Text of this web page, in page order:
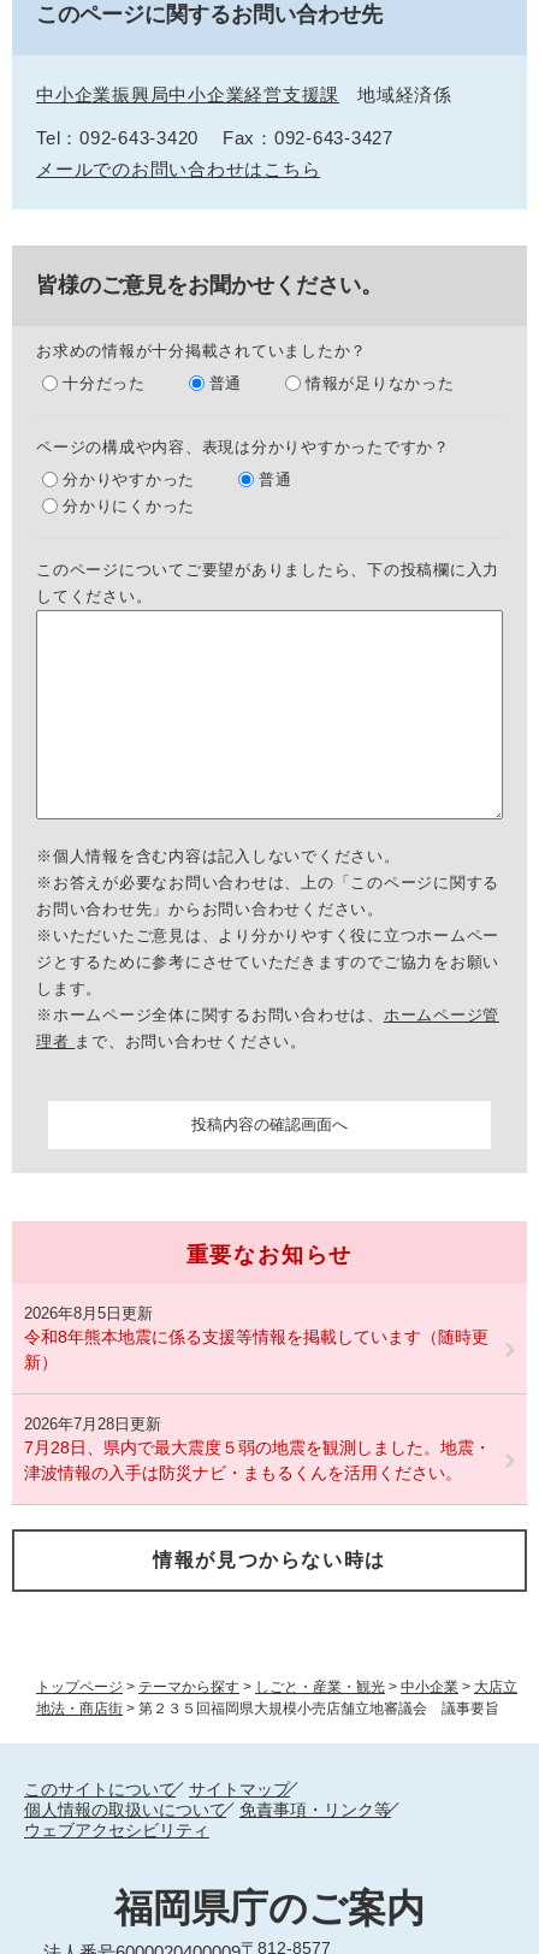
トップページ > テーマから探す > しごと・産業・観光 > 中小企業 > 大店立
地法・商店街 > 第２３５回福岡県大規模小売店舗立地審議会 議事要旨
このページに関するお問い合わせ先
中小企業振興局中小企業経営支援課 地域経済係
Tel：092-643-3420
Fax：092-643-3427
メールでのお問い合わせはこちら
皆様のご意見をお聞かせください。
お求めの情報が十分掲載されていましたか？
十分だった
普通 情報が足りなかった
ページの構成や内容、表現は分かりやすかったですか？
分かりやすかった
普通
分かりにくかった
このページについてご要望がありましたら、下の投稿欄に入力
してください。
※個人情報を含む内容は記入しないでください。
※お答えが必要なお問い合わせは、上の「このページに関する
お問い合わせ先」からお問い合わせください。
※いただいたご意見は、より分かりやすく役に立つホームペー
ジとするために参考にさせていただきますのでご協力をお願い
します。
※ホームページ全体に関するお問い合わせは、 ホームページ管
理者 まで、お問い合わせください。
重要なお知らせ
2026年8月5日更新
令和8年熊本地震に係る支援等情報を掲載しています（随時更
新）
2026年7月28日更新
7月28日、県内で最大震度５弱の地震を観測しました。地震・
津波情報の入手は防災ナビ・まもるくんを活用ください。
情報が見つからない時は
このサイトについて
サイトマップ
個人情報の取扱いについて
免責事項・リンク等
ウェブアクセシビリティ
福岡県庁のご案内
〒812-8577